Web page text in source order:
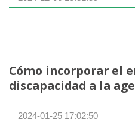
Cómo incorporar el
discapacidad a la
2024-01-25 17:02:50